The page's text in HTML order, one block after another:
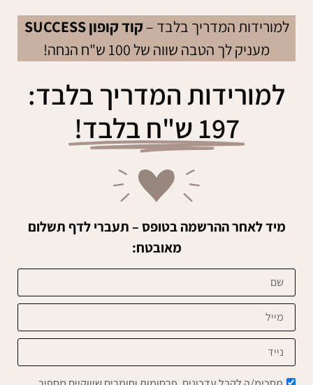
למורידות המדריך בלבד –קוד קופון SUCCESS
מעניק לך הטבה שווה של 100 ש"ח הנחה!
למורידות המדריך בלבד:
197 ש"ח בלבד!
מיד לאחר ההרשמה בטופס – תעברי לדף תשלום
מאובטח: